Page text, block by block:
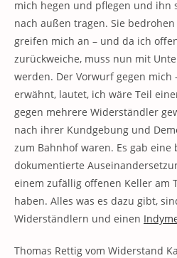
mich hegen und pflegen und ihn
nach außen tragen. Sie
greifen mich an – und da ich
zurückweiche, muss nun mit
werden. Der Vorwurf gegen mich
erwähnt, lautet, ich wäre Teil
gegen mehrere Widerständler
nach ihrer Kundgebung und
zum Bahnhof waren. Es gab eine
dokumentierte
einem zufällig offenen Keller am
haben. Alles was es dazu gibt,
Widerständlern und einen
Thomas Rettig vom Widerstand